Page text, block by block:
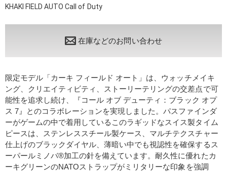
KHAKI FIELD AUTO Call of Duty
在庫などのお問い合わせ
限定モデル「カーキ フィールド オート」は、ウォッチメイキ
ング、クリエイティビティ、ストーリーテリングの交差点で可
能性を追求し続け、『コール オブ デューティ：ブラック オプ
ス 7』とのコラボレーションを実現しました。パスファインダ
ーがゲームの中で着用しているこのラギッドなスイス製タイム
ピースは、ステンレススチール製ケース、マルチテクスチャー
仕上げのブラックダイヤル、薄暗い中でも視認性を確保するス
ーパールミノバ®加工の針を備えています。耐久性に優れたカ
ーキグリーンのNATOストラップがミリタリーな印象を強調